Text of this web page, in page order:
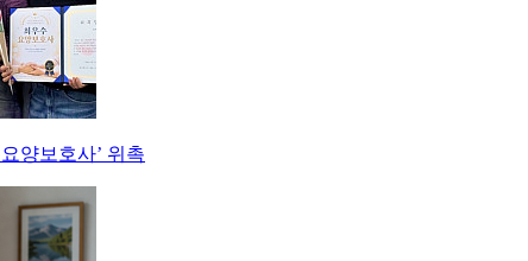
양보호사’ 위촉